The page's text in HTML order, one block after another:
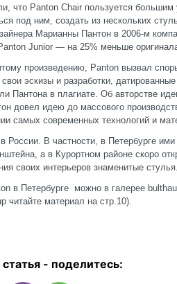
что Panton Chair пользуется
под ним, создать из нескольких
Марианны Пантон в 2006-м
Junior — на 25% меньше
произведению, Panton вызвал
эскизы и разработки,
Пантона в плагиате. Об авторстве
довел идею до массового
самых современных технологий и
России. В частности, в Петербурге
а в Курортном районе скоро
своих интерьеров знаменитые стулья.
в Петербурге можно в галерее
читайте материал на стр.10).
- поделитесь: